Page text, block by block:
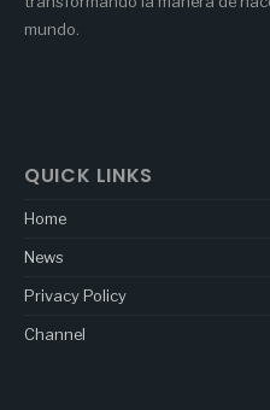
mundo.
QUICK LINKS
Home
News
Privacy Policy
Channel